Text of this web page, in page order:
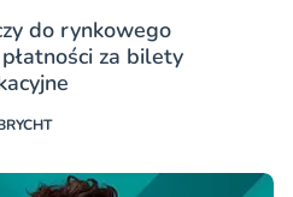
do rynkowego
za bilety